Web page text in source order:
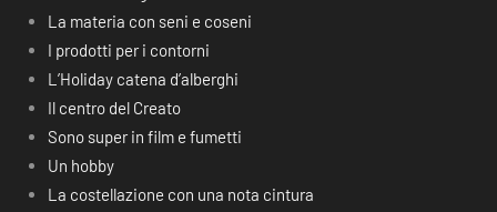
La materia con seni e coseni
I prodotti per i contorni
L’Holiday catena d’alberghi
Il centro del Creato
Sono super in film e fumetti
Un hobby
La costellazione con una nota cintura